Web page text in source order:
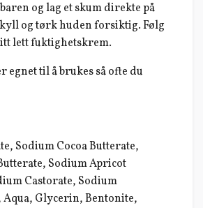
og lag et skum direkte på
og tørk huden forsiktig. Følg
lett fuktighetskrem.
egnet til å brukes så ofte du
Sodium Cocoa Butterate,
Sodium Apricot
Castorate, Sodium
Aqua, Glycerin, Bentonite,